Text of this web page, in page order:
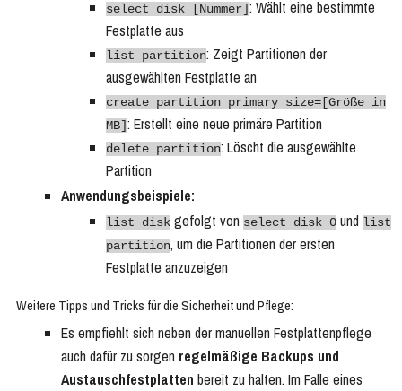
select disk [Nummer]: Wählt eine bestimmte
Festplatte aus
list partition: Zeigt Partitionen der
ausgewählten Festplatte an
create partition primary size=[Größe in
MB]: Erstellt eine neue primäre Partition
delete partition: Löscht die ausgewählte
Partition
Anwendungsbeispiele:
list disk gefolgt von select disk 0 und list
partition, um die Partitionen der ersten
Festplatte anzuzeigen
Weitere Tipps und Tricks für die Sicherheit und Pflege:
Es empfiehlt sich neben der manuellen Festplattenpflege
auch dafür zu sorgen regelmäßige Backups und
Austauschfestplatten bereit zu halten. Im Falle eines